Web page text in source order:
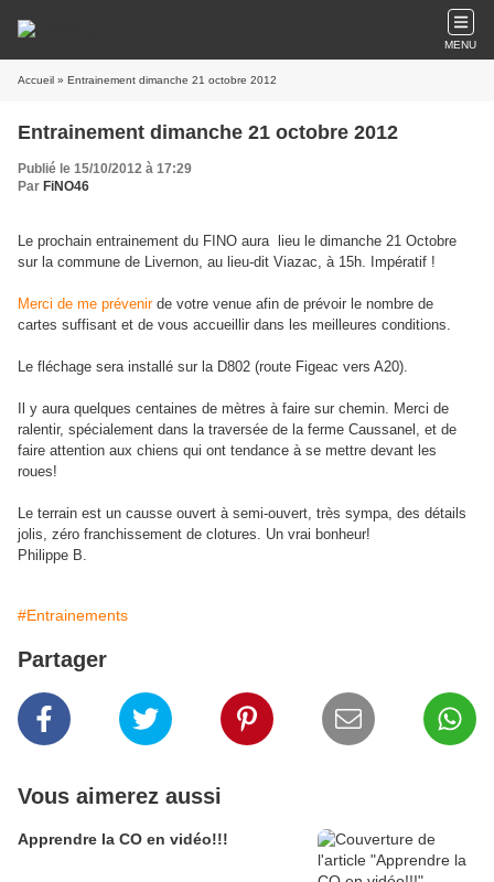
MENU
Accueil » Entrainement dimanche 21 octobre 2012
Entrainement dimanche 21 octobre 2012
Publié le 15/10/2012 à 17:29
Par FiNO46
Le prochain entrainement du FINO aura lieu le dimanche 21 Octobre
sur la commune de Livernon, au lieu-dit Viazac, à 15h.
Impératif !
Merci de me prévenirde votre venue afin de prévoir le nombre de
cartes suffisant et de vous accueillir dans les meilleures conditions.
Le fléchage sera installé sur la D802 (route Figeac vers A20).
Il y aura quelques centaines de mètres à faire sur chemin. Merci de
ralentir, spécialement dans la traversée de la ferme Caussanel, et de
faire attention aux chiens qui ont tendance à se mettre devant les
roues!
Le terrain est un causse ouvert à semi-ouvert, très sympa, des détails
jolis, zéro franchissement de clotures. Un vrai bonheur!
Philippe B.
#Entrainements
Partager
Vous aimerez aussi
Apprendre la CO en vidéo!!!